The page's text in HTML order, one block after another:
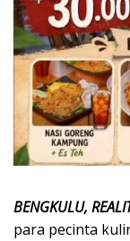
BENGKULU,
para pecinta